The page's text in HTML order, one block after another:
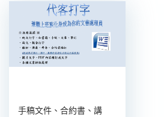
手稿文件、合約書、講